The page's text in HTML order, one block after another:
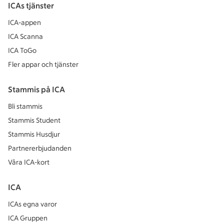
ICAs tjänster
ICA-appen
ICA Scanna
ICA ToGo
Fler appar och tjänster
Stammis på ICA
Bli stammis
Stammis Student
Stammis Husdjur
Partnererbjudanden
Våra ICA-kort
ICA
ICAs egna varor
ICA Gruppen